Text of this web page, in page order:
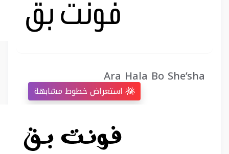
Ara Hala Bo She’sha